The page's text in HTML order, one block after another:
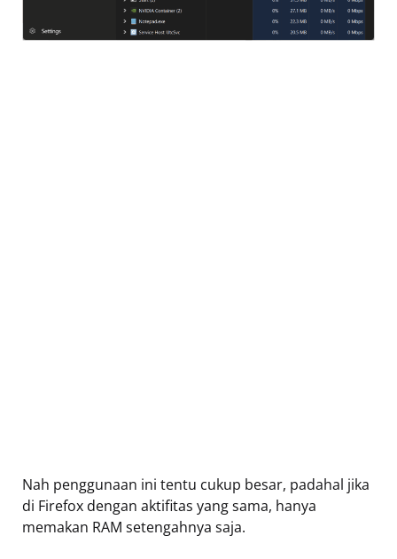
Nah penggunaan ini tentu cukup besar, padahal jika
di Firefox dengan aktifitas yang sama, hanya
memakan RAM setengahnya saja.